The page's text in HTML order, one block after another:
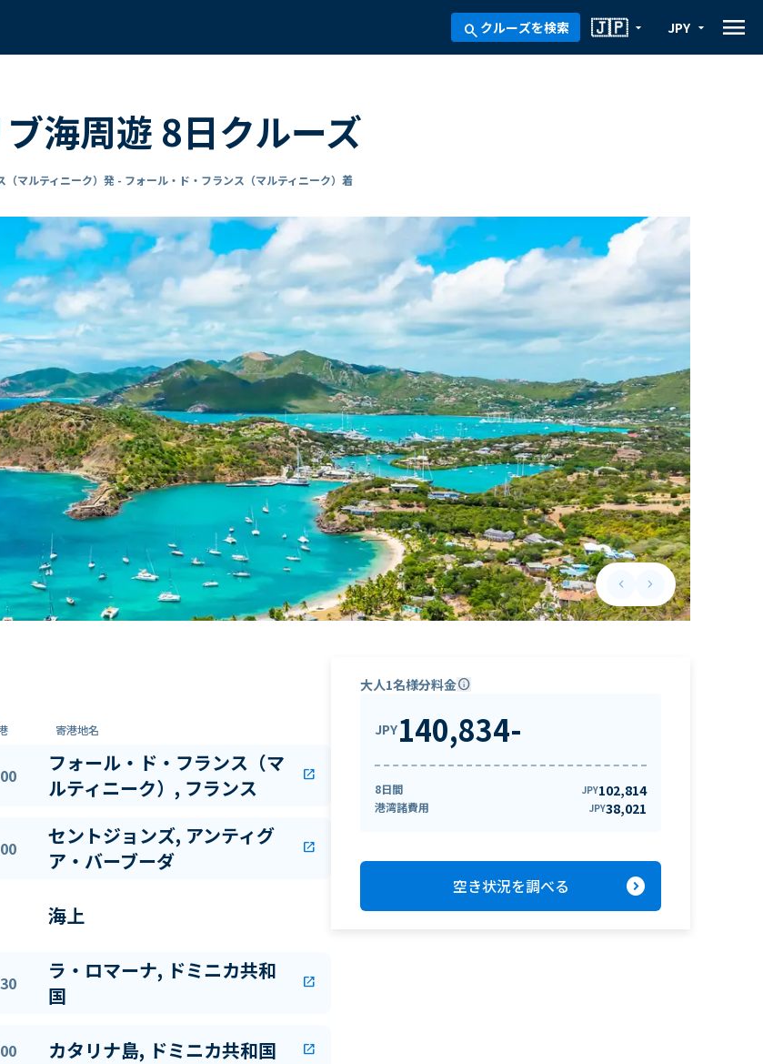
search クルーズを検索 arrow_drop_down
🇯🇵 arrow_drop_down
JPY menu
海周遊 8日クルーズ
（マルティニーク）発 - フォール・ド・フランス（マルティニーク）着
keyboard_arrow_leftPrevious slide
keyboard_arrow_rightNext slide
寄港地名
フォール・ド・フランス（マ
ルティニーク）, フランス
open_in_new
セントジョンズ, アンティグ
ア・バーブーダ
open_in_new
海上
ラ・ロマーナ, ドミニカ共和
国
open_in_new
カタリナ島, ドミニカ共和国 open_in_new
大人1名様分料金info
JPY140,834-
8日間 JPY102,814
港湾諸費用 JPY38,021
空き状況を調べる expand_circle_right